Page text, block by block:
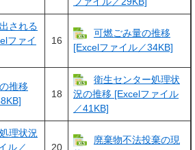
される
ファイ
16
可燃ごみ量の推移
[Excelファイル／34KB]
推移
18
衛生センター処理状
況の推移 [Excelファイル
／41KB]
理状況
ル／
20
廃棄物不法投棄の現